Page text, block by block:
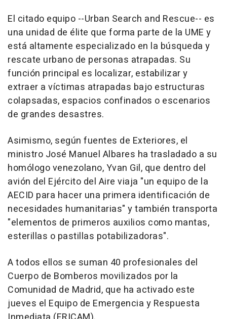
El citado equipo --Urban Search and Rescue-- es
una unidad de élite que forma parte de la UME y
está altamente especializado en la búsqueda y
rescate urbano de personas atrapadas. Su
función principal es localizar, estabilizar y
extraer a víctimas atrapadas bajo estructuras
colapsadas, espacios confinados o escenarios
de grandes desastres.
Asimismo, según fuentes de Exteriores, el
ministro José Manuel Albares ha trasladado a su
homólogo venezolano, Yvan Gil, que dentro del
avión del Ejército del Aire viaja "un equipo de la
AECID para hacer una primera identificación de
necesidades humanitarias" y también transporta
"elementos de primeros auxilios como mantas,
esterillas o pastillas potabilizadoras".
A todos ellos se suman 40 profesionales del
Cuerpo de Bomberos movilizados por la
Comunidad de Madrid, que ha activado este
jueves el Equipo de Emergencia y Respuesta